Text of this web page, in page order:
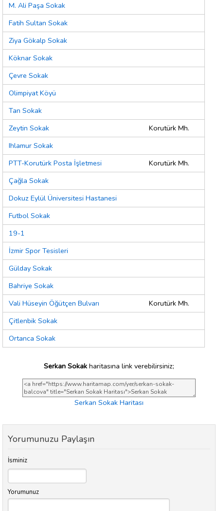
M. Ali Paşa Sokak
Fatih Sultan Sokak
Ziya Gökalp Sokak
Köknar Sokak
Çevre Sokak
Olimpiyat Köyü
Tan Sokak
Zeytin Sokak
Korutürk Mh.
Ihlamur Sokak
PTT-Korutürk Posta İşletmesi
Korutürk Mh.
Çağla Sokak
Dokuz Eylül Üniversitesi Hastanesi
Futbol Sokak
19-1
İzmir Spor Tesisleri
Gülday Sokak
Bahriye Sokak
Vali Hüseyin Öğütçen Bulvarı
Korutürk Mh.
Çitlenbik Sokak
Ortanca Sokak
Serkan Sokak haritasına link verebilirsiniz;
Serkan Sokak Haritası
Yorumunuzu Paylaşın
İsminiz
Yorumunuz